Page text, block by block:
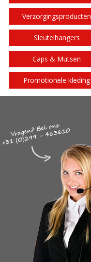
Verzorgingsproducten
Sleutelhangers
Caps & Mutsen
Promotionele kleding